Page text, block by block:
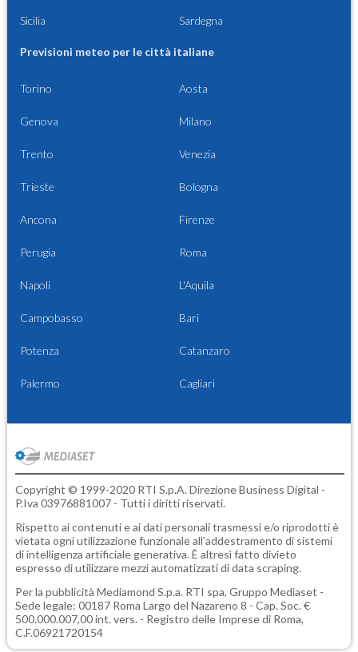
Sicilia Sardegna
Previsioni meteo per le città italiane
Torino Aosta
Genova Milano
Trento Venezia
Trieste Bologna
Ancona Firenze
Perugia Roma
Napoli L'Aquila
Campobasso Bari
Potenza Catanzaro
Palermo Cagliari
Copyright © 1999-2020 RTI S.p.A. Direzione Business Digital -
P.Iva 03976881007 - Tutti i diritti riservati.
Rispetto ai contenuti e ai dati personali trasmessi e/o riprodotti è
vietata ogni utilizzazione funzionale all'addestramento di sistemi
di intelligenza artificiale generativa. È altresì fatto divieto
espresso di utilizzare mezzi automatizzati di data scraping.
Per la pubblicità Mediamond S.p.a. RTI spa, Gruppo Mediaset -
Sede legale: 00187 Roma Largo del Nazareno 8 - Cap. Soc. €
500.000.007,00 int. vers. - Registro delle Imprese di Roma,
C.F.06921720154